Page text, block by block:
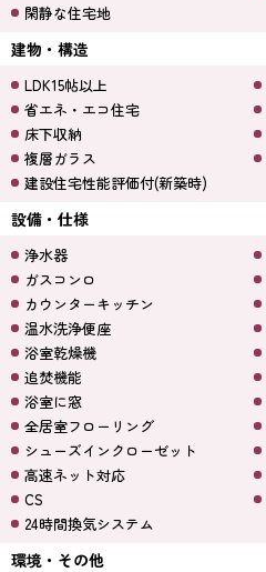
閑静な住宅地
建物・構造
LDK15帖以上
省エネ・エコ住宅
床下収納
複層ガラス
建設住宅性能評価付(新築時)
設備・仕様
浄水器
ガスコンロ
カウンターキッチン
温水洗浄便座
浴室乾燥機
追焚機能
浴室に窓
全居室フローリング
シューズインクローゼット
高速ネット対応
CS
24時間換気システム
環境・その他